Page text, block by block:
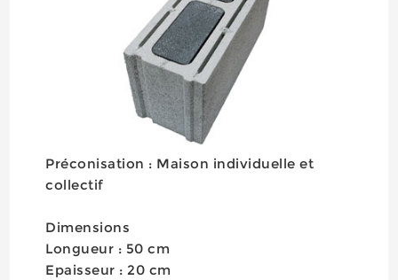
Préconisation : Maison individuelle et
collectif
Dimensions
Longueur : 50 cm
Epaisseur : 20 cm